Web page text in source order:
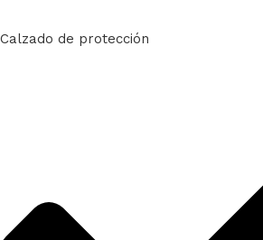
Calzado de protección